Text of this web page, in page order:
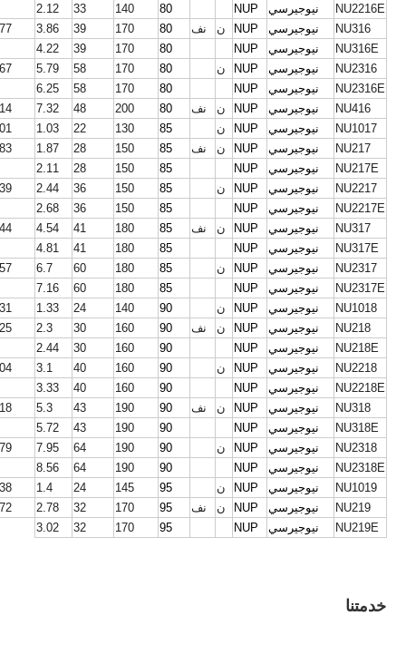
NU2216E
نيوجيرسي NUP
80
140
33
2.12
NU316
نيوجيرسي NUP ن نف 80
170
39
3.86
NU316E
نيوجيرسي NUP
80
170
39
4.22
NU2316
نيوجيرسي NUP ن 80
170
58
5.79
NU2316E
نيوجيرسي NUP
80
170
58
6.25
NU416
نيوجيرسي NUP ن نف 80
200
48
7.32
NU1017
نيوجيرسي NUP ن 85
130
22
1.03
NU217
نيوجيرسي NUP ن نف 85
150
28
1.87
NU217E
نيوجيرسي NUP
85
150
28
2.11
NU2217
نيوجيرسي NUP ن 85
150
36
2.44
NU2217E
نيوجيرسي NUP
85
150
36
2.68
NU317
نيوجيرسي NUP ن نف 85
180
41
4.54
NU317E
نيوجيرسي NUP
85
180
41
4.81
NU2317
نيوجيرسي NUP ن 85
180
60
6.7
NU2317E
نيوجيرسي NUP
85
180
60
7.16
NU1018
نيوجيرسي NUP ن 90
140
24
1.33
NU218
نيوجيرسي NUP ن نف 90
160
30
2.3
NU218E
نيوجيرسي NUP
90
160
30
2.44
NU2218
نيوجيرسي NUP ن 90
160
40
3.1
NU2218E
نيوجيرسي NUP
90
160
40
3.33
NU318
نيوجيرسي NUP ن نف 90
190
43
5.3
NU318E
نيوجيرسي NUP
90
190
43
5.72
NU2318
نيوجيرسي NUP ن 90
190
64
7.95
NU2318E
نيوجيرسي NUP
90
190
64
8.56
NU1019
نيوجيرسي NUP ن 95
145
24
1.4
NU219
نيوجيرسي NUP ن نف 95
170
32
2.78
NU219E
نيوجيرسي NUP
95
170
32
3.02
خدمتنا